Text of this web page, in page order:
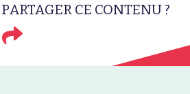
CE CONTENU ?